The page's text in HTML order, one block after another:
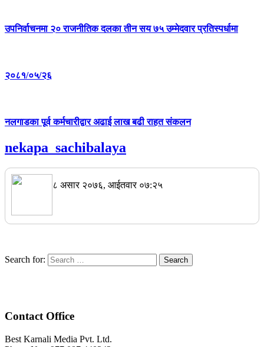
उपनिर्वाचनमा २० राजनीतिक दलका तीन सय ७५ उम्मेदवार प्रतिस्पर्धामा
२०८१/०५/२६
नलगाडका पूर्व कर्मचारीद्वार अढाई लाख बढी राहत संकलन
nekapa_sachibalaya
८ असार २०७६, आईतवार ०७:२५
Search for:
Contact Office
Best Karnali Media Pvt. Ltd.